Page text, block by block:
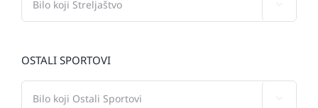
OSTALI SPORTOVI